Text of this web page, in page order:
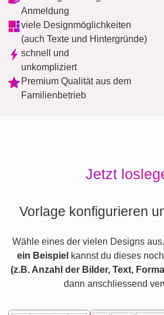
Anmeldung
viele Designmöglichkeiten
(auch Texte und Hintergründe)
schnell und
unkompliziert
Premium Qualität aus dem
Familienbetrieb
Jetzt
Vorlage konfigurieren
Wähle eines der vielen Designs
ein Beispiel kannst du dieses
(z.B. Anzahl der Bilder, Text,
dann anschliessend